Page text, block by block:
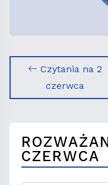
Czytania na 2
czerwca
CZERWCA